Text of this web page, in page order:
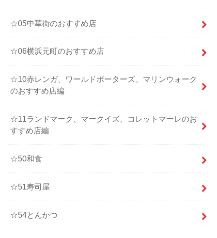
☆05中華街のおすすめ店
☆06横浜元町のおすすめ店
☆10赤レンガ、ワールドポーターズ、マリンウォーク
のおすすめ店編
☆11ランドマーク、マークイズ、コレットマーレのお
すすめ店編
☆50和食
☆51寿司屋
☆54とんかつ